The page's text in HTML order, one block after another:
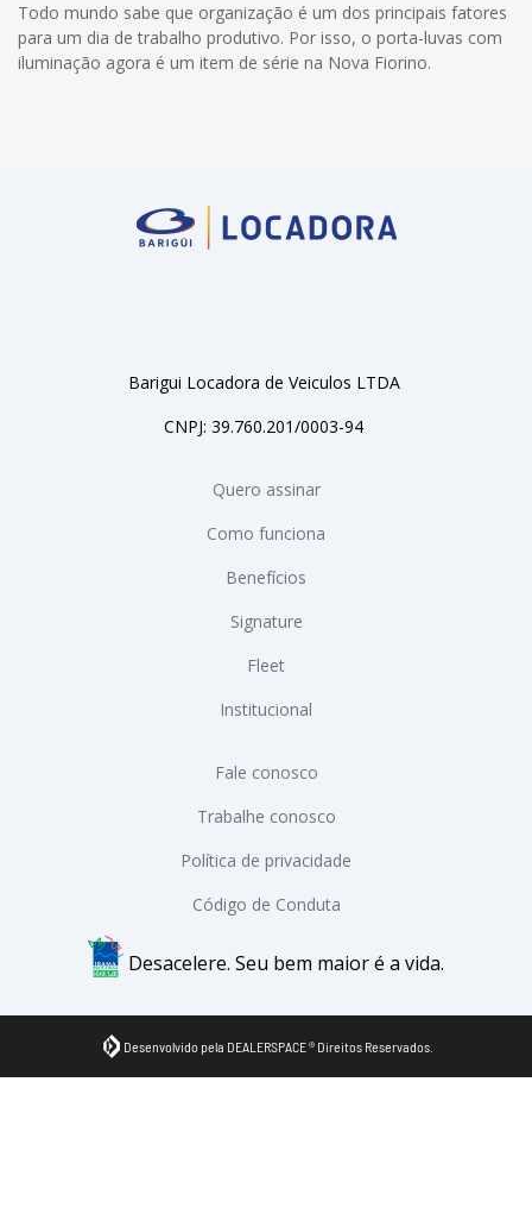
Todo mundo sabe que organização é um dos principais fatores
para um dia de trabalho produtivo. Por isso, o porta-luvas com
iluminação agora é um item de série na Nova Fiorino.
Barigui Locadora de Veiculos LTDA
CNPJ: 39.760.201/0003-94
Quero assinar
Como funciona
Benefícios
Signature
Fleet
Institucional
Fale conosco
Trabalhe conosco
Política de privacidade
Código de Conduta
Desacelere. Seu bem maior é a vida.
Desenvolvido pela DEALERSPACE ® Direitos Reservados.